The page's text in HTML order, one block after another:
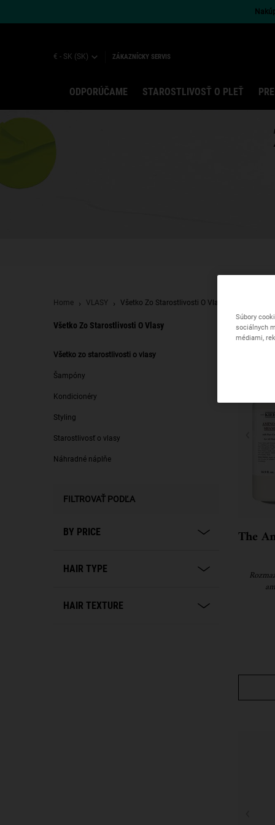
€ - SK (SK) ZÁKAZNÍCKY SERVIS
ODPORÚČAME STAROSTLIVOSŤ O PLEŤ
Home VLASY Všetko Zo Starostlivosti O Vlasy
Všetko Zo Starostlivosti O Vlasy
Všetko zo starostlivosti o vlasy
Všetko zo starostlivosti o vlasy
Šampóny
Kondicionéry
Styling
Starostlivosť o vlasy
Náhradné náplňe
FILTROVAŤ PODĽA
BY PRICE
HAIR TYPE
HAIR TEXTURE
The
Súbory
sociálnych
médiami,